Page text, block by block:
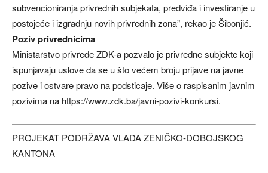
subvencioniranja privrednih subjekata, predviđa i investiranje u
postojeće i izgradnju novih privrednih zona”, rekao je Šibonjić.
Poziv privrednicima
Ministarstvo privrede ZDK-a pozvalo je privredne subjekte koji
ispunjavaju uslove da se u što većem broju prijave na javne
pozive i ostvare pravo na podsticaje. Više o raspisanim javnim
pozivima na https://www.zdk.ba/javni-pozivi-konkursi.
PROJEKAT PODRŽAVA VLADA ZENIČKO-DOBOJSKOG
KANTONA